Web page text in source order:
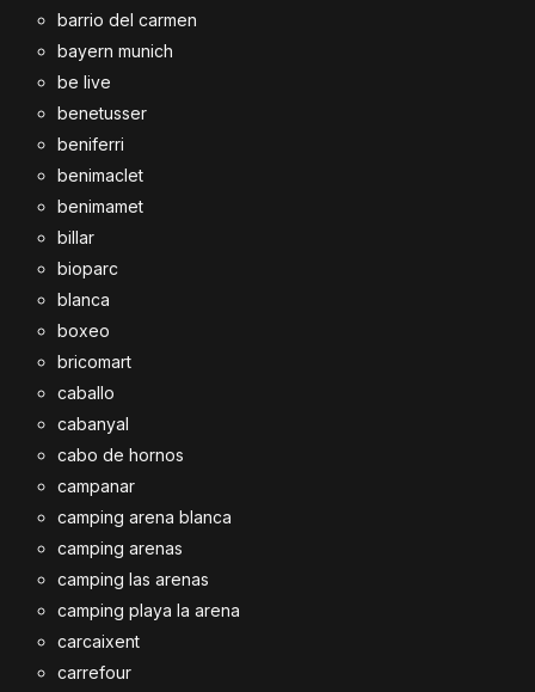
barrio del carmen
bayern munich
be live
benetusser
beniferri
benimaclet
benimamet
billar
bioparc
blanca
boxeo
bricomart
caballo
cabanyal
cabo de hornos
campanar
camping arena blanca
camping arenas
camping las arenas
camping playa la arena
carcaixent
carrefour